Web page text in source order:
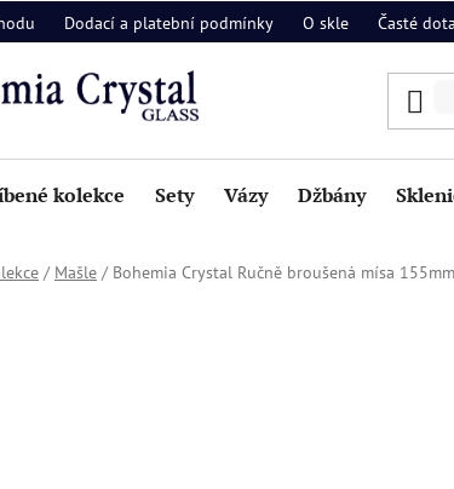
Dodací a platební podmínky O skle Časté
kolekce Sety Vázy Džbány
/ Mašle / Bohemia Crystal Ručně broušená mísa 155mm